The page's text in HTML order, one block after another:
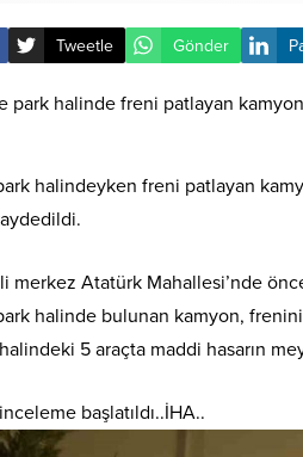
Tweetle Gönder
halindeyken freni patlayan
merkez Atatürk Mahallesi’nde
halinde bulunan kamyon,
5 araçta maddi hasarın
başlatıldı..İHA..